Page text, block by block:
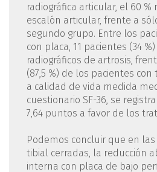
radiográfica articular, el 60
escalón articular, frente a
segundo grupo. Entre los
con placa, 11 pacientes (34
radiográficos de artrosis,
(87,5 %) de los pacientes
a calidad de vida medida
cuestionario SF-36, se
7,64 puntos a favor de los
Podemos concluir que en
tibial cerradas, la reducción
interna con placa de bajo